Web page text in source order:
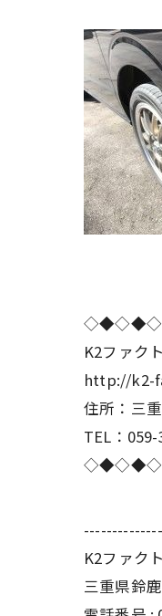
K2ファク
http://k2-
住所：三
TEL：
K2ファク
三重県鈴